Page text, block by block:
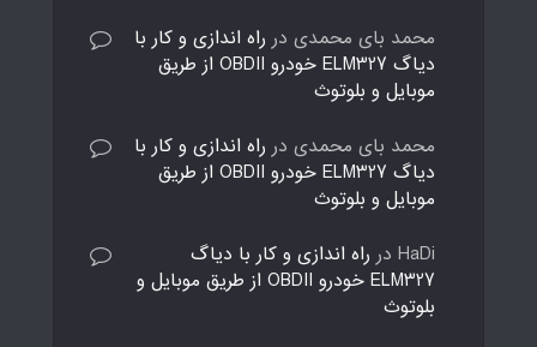
محمد بای محمدی در راه اندازی و کار با
دیاگ ELM327 خودرو OBDII از طریق
موبایل و بلوتوث
محمد بای محمدی در راه اندازی و کار با
دیاگ ELM327 خودرو OBDII از طریق
موبایل و بلوتوث
HaDi در راه اندازی و کار با دیاگ
ELM327 خودرو OBDII از طریق موبایل و
بلوتوث